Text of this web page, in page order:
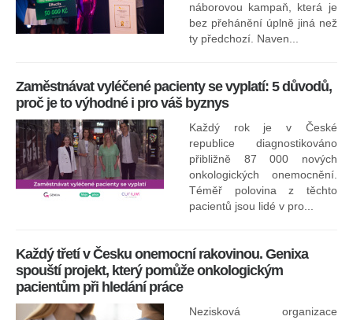
náborovou kampaň, která je
bez přehánění úplně jiná než
ty předchozí. Naven...
Zaměstnávat vyléčené pacienty se vyplatí: 5 důvodů,
proč je to výhodné i pro váš byznys
Každý rok je v České
republice diagnostikováno
přibližně 87 000 nových
onkologických onemocnění.
Téměř polovina z těchto
pacientů jsou lidé v pro...
Každý třetí v Česku onemocní rakovinou. Genixa
spouští projekt, který pomůže onkologickým
pacientům při hledání práce
Nezisková organizace